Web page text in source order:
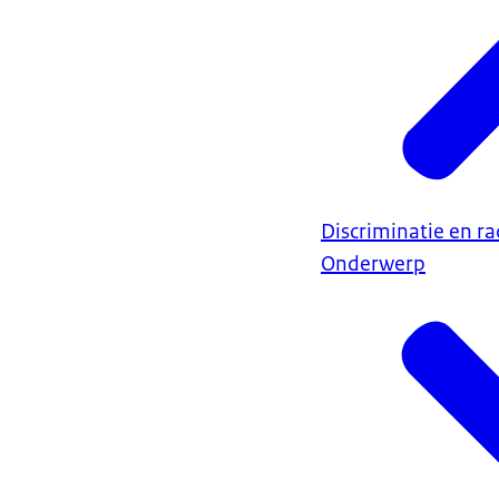
Discriminatie en
Onderwerp